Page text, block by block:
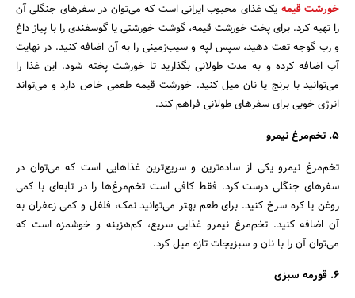
خورشت قیمهیک غذای محبوب ایرانی است که می‌توان در سفرهای جنگلی آن
را تهیه کرد. برای پخت خورشت قیمه، گوشت خورشتی یا گوسفندی را با پیاز داغ
و رب گوجه تفت دهید، سپس لپه و سیب‌زمینی را به آن اضافه کنید. در نهایت
آب اضافه کرده و به مدت طولانی بگذارید تا خورشت پخته شود. این غذا را
می‌توانید با برنج یا نان میل کنید. خورشت قیمه طعمی خاص دارد و می‌تواند
انرژی خوبی برای سفرهای طولانی فراهم کند.
5. تخم‌مرغ نیمرو
تخم‌مرغ نیمرو یکی از ساده‌ترین و سریع‌ترین غذاهایی است که می‌توان در
سفرهای جنگلی درست کرد. فقط کافی است تخم‌مرغ‌ها را در تابه‌ای با کمی
روغن یا کره سرخ کنید. برای طعم بهتر می‌توانید نمک، فلفل و کمی زعفران به
آن اضافه کنید. تخم‌مرغ نیمرو غذایی سریع، کم‌هزینه و خوشمزه است که
می‌توان آن را با نان و سبزیجات تازه میل کرد.
6. قورمه سبزی